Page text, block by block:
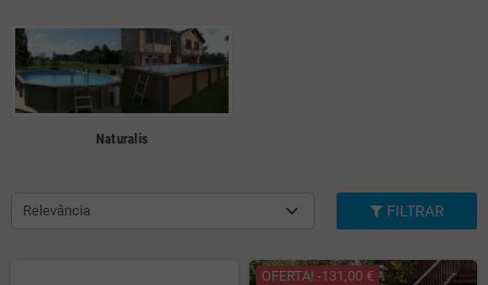
Naturalis
Relevância FILTRAR
OFERTA! -131,00 €